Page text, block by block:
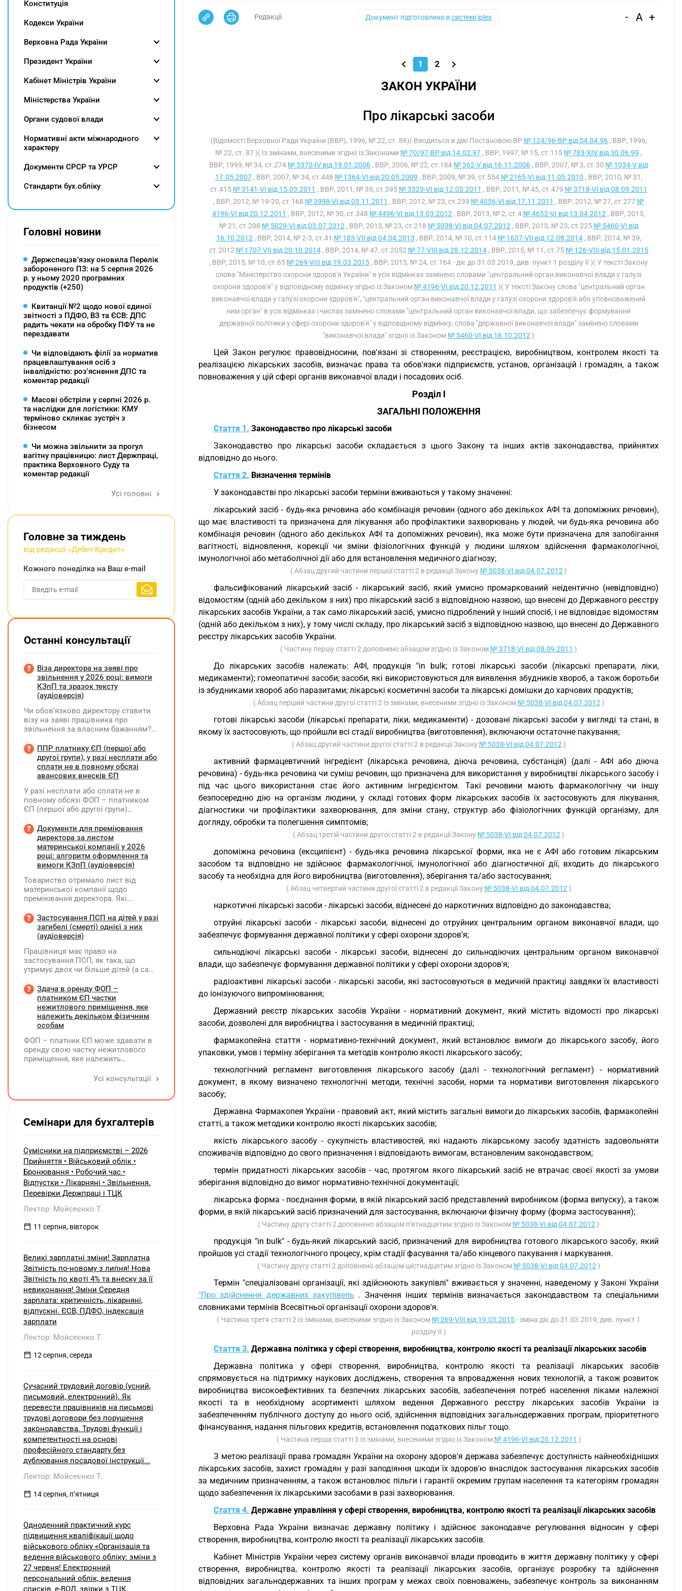
Редакції Документ підготовлено всистемі iplex - A +
1 2
ЗАКОН УКРАЇНИ
Про лікарські засоби
(Відомості Верховної Ради України (ВВР), 1996, № 22, ст. 86)( Вводиться в дію Постановою ВР № 124/96-ВР від 04.04.96, ВВР, 1996,
№ 22, ст. 87 )( Із змінами, внесеними згідно із Законами № 70/97-ВР від 14.02.97 , ВВР, 1997, № 15, ст.115 № 783-XIV від 30.06.99 ,
ВВР, 1999, № 34, ст.274 № 3370-IV від 19.01.2006 , ВВР, 2006, № 22, ст.184 № 362-V від 16.11.2006 , ВВР, 2007, № 3, ст.30 № 1034-V від
17.05.2007, ВВР, 2007, № 34, ст.446 № 1364-VI від 20.05.2009 , ВВР, 2009, № 39, ст.554 № 2165-VI від 11.05.2010 , ВВР, 2010, № 31,
ст.415 № 3141-VI від 15.03.2011 , ВВР, 2011, № 39, ст.395 № 3323-VI від 12.05.2011 , ВВР, 2011, № 45, ст.479 № 3718-VI від 08.09.2011
, ВВР, 2012, № 19-20, ст.168 № 3998-VI від 03.11.2011 , ВВР, 2012, № 23, ст.239 № 4056-VI від 17.11.2011 , ВВР, 2012, № 27, ст.277 №
4196-VI від 20.12.2011 , ВВР, 2012, № 30, ст.348 № 4496-VI від 13.03.2012 , ВВР, 2013, № 2, ст.4 № 4652-VI від 13.04.2012 , ВВР, 2013,
№ 21, ст.208 № 5029-VI від 03.07.2012 , ВВР, 2013, № 23, ст.218 № 5038-VI від 04.07.2012 , ВВР, 2013, № 23, ст.225 № 5460-VI від
16.10.2012 , ВВР, 2014, № 2-3, ст.41 № 183-VII від 04.04.2013 , ВВР, 2014, № 10, ст.114 № 1637-VII від 12.08.2014, ВВР, 2014, № 39,
ст.2012 № 1707-VII від 20.10.2014, ВВР, 2014, № 47, ст.2052 № 77-VIII від 28.12.2014, ВВР, 2015, № 11, ст.75 № 126-VIII від 15.01.2015
, ВВР, 2015, № 10, ст.65 № 269-VIII від 19.03.2015 , ВВР, 2015, № 24, ст.164 - діє до 31.03.2019, див. пункт 1 розділу II )( У тексті Закону
слова "Міністерство охорони здоров'я України" в усіх відмінках замінено словами "центральний орган виконавчої влади у галузі
охорони здоров'я" у відповідному відмінку згідно із Законом № 4196-VI від 20.12.2011 )( У тексті Закону слова "центральний орган
виконавчої влади у галузі охорони здоров'я", "центральний орган виконавчої влади у галузі охорони здоров'я або уповноважений
ним орган" в усіх відмінках і числах замінено словами "центральний орган виконавчої влади, що забезпечує формування
державної політики у сфері охорони здоров'я" у відповідному відмінку; слова "державної виконавчої влади" замінено словами
"виконавчої влади" згідно із Законом № 5460-VI від 16.10.2012 )
Цей Закон регулює правовідносини, пов'язані зі створенням, реєстрацією, виробництвом, контролем якості та
реалізацією лікарських засобів, визначає права та обов'язки підприємств, установ, організацій і громадян, а також
повноваження у цій сфері органів виконавчої влади і посадових осіб.
Розділ I
ЗАГАЛЬНІ ПОЛОЖЕННЯ
Стаття 1. Законодавство про лікарські засоби
Законодавство про лікарські засоби складається з цього Закону та інших актів законодавства, прийнятих
відповідно до нього.
Стаття 2. Визначення термінів
У законодавстві про лікарські засоби терміни вживаються у такому значенні:
лікарський засіб - будь-яка речовина або комбінація речовин (одного або декількох АФІ та допоміжних речовин),
що має властивості та призначена для лікування або профілактики захворювань у людей, чи будь-яка речовина або
комбінація речовин (одного або декількох АФІ та допоміжних речовин), яка може бути призначена для запобігання
вагітності, відновлення, корекції чи зміни фізіологічних функцій у людини шляхом здійснення фармакологічної,
імунологічної або метаболічної дії або для встановлення медичного діагнозу;
( Абзац другий частини першої статті 2 в редакції Закону № 5038-VI від 04.07.2012 )
фальсифікований лікарський засіб - лікарський засіб, який умисно промаркований неідентично (невідповідно)
відомостям (одній або декільком з них) про лікарський засіб з відповідною назвою, що внесені до Державного реєстру
лікарських засобів України, а так само лікарський засіб, умисно підроблений у інший спосіб, і не відповідає відомостям
(одній або декільком з них), у тому числі складу, про лікарський засіб з відповідною назвою, що внесені до Державного
реєстру лікарських засобів України.
( Частину першу статті 2 доповнено абзацом згідно із Законом № 3718-VI від 08.09.2011 )
До лікарських засобів належать: АФІ, продукція "in bulk; готові лікарські засоби (лікарські препарати, ліки,
медикаменти); гомеопатичні засоби; засоби, які використовуються для виявлення збудників хвороб, а також боротьби
із збудниками хвороб або паразитами; лікарські косметичні засоби та лікарські домішки до харчових продуктів;
( Абзац перший частини другої статті 2 із змінами, внесеними згідно із Законом № 5038-VI від 04.07.2012 )
готові лікарські засоби (лікарські препарати, ліки, медикаменти) - дозовані лікарські засоби у вигляді та стані, в
якому їх застосовують, що пройшли всі стадії виробництва (виготовлення), включаючи остаточне пакування;
( Абзац другий частини другої статті 2 в редакції Закону № 5038-VI від 04.07.2012 )
активний фармацевтичний інгредієнт (лікарська речовина, діюча речовина, субстанція) (далі - АФІ або діюча
речовина) - будь-яка речовина чи суміш речовин, що призначена для використання у виробництві лікарського засобу і
під час цього використання стає його активним інгредієнтом. Такі речовини мають фармакологічну чи іншу
безпосередню дію на організм людини, у складі готових форм лікарських засобів їх застосовують для лікування,
діагностики чи профілактики захворювання, для зміни стану, структур або фізіологічних функцій організму, для
догляду, обробки та полегшення симптомів;
( Абзац третій частини другої статті 2 в редакції Закону № 5038-VI від 04.07.2012 )
допоміжна речовина (ексципієнт) - будь-яка речовина лікарської форми, яка не є АФІ або готовим лікарським
засобом та відповідно не здійснює фармакологічної, імунологічної або діагностичної дії, входить до лікарського
засобу та необхідна для його виробництва (виготовлення), зберігання та/або застосування;
( Абзац четвертий частини другої статті 2 в редакції Закону № 5038-VI від 04.07.2012 )
наркотичні лікарські засоби - лікарські засоби, віднесені до наркотичних відповідно до законодавства;
отруйні лікарські засоби - лікарські засоби, віднесені до отруйних центральним органом виконавчої влади, що
забезпечує формування державної політики у сфері охорони здоров'я;
сильнодіючі лікарські засоби - лікарські засоби, віднесені до сильнодіючих центральним органом виконавчої
влади, що забезпечує формування державної політики у сфері охорони здоров'я;
радіоактивні лікарські засоби - лікарські засоби, які застосовуються в медичній практиці завдяки їх властивості
до іонізуючого випромінювання;
Державний реєстр лікарських засобів України - нормативний документ, який містить відомості про лікарські
засоби, дозволені для виробництва і застосування в медичній практиці;
фармакопейна стаття - нормативно-технічний документ, який встановлює вимоги до лікарського засобу, його
упаковки, умов і терміну зберігання та методів контролю якості лікарського засобу;
технологічний регламент виготовлення лікарського засобу (далі - технологічний регламент) - нормативний
документ, в якому визначено технологічні методи, технічні засоби, норми та нормативи виготовлення лікарського
засобу;
Державна Фармакопея України - правовий акт, який містить загальні вимоги до лікарських засобів, фармакопейні
статті, а також методики контролю якості лікарських засобів;
якість лікарського засобу - сукупність властивостей, які надають лікарському засобу здатність задовольняти
споживачів відповідно до свого призначення і відповідають вимогам, встановленим законодавством;
термін придатності лікарських засобів - час, протягом якого лікарський засіб не втрачає своєї якості за умови
зберігання відповідно до вимог нормативно-технічної документації;
лікарська форма - поєднання форми, в якій лікарський засіб представлений виробником (форма випуску), а також
форми, в якій лікарський засіб призначений для застосування, включаючи фізичну форму (форма застосування);
( Частину другу статті 2 доповнено абзацом п'ятнадцятим згідно із Законом № 5038-VI від 04.07.2012 )
продукція "in bulk" - будь-який лікарський засіб, призначений для виробництва готового лікарського засобу, який
пройшов усі стадії технологічного процесу, крім стадії фасування та/або кінцевого пакування і маркування.
( Частину другу статті 2 доповнено абзацом шістнадцятим згідно із Законом № 5038-VI від 04.07.2012 )
Термін "спеціалізовані організації, які здійснюють закупівлі" вживається у значенні, наведеному у Законі України
"Про здійснення державних закупівель . Значення інших термінів визначається законодавством та спеціальними
словниками термінів Всесвітньої організації охорони здоров'я.
( Частина третя статті 2 із змінами, внесеними згідно із Законом № 269-VIII від 19.03.2015- зміна діє до 31.03.2019, див. пункт 1
розділу II )
Стаття 3. Державна політика у сфері створення, виробництва, контролю якості та реалізації лікарських засобів
Державна політика у сфері створення, виробництва, контролю якості та реалізації лікарських засобів
спрямовується на підтримку наукових досліджень, створення та впровадження нових технологій, а також розвиток
виробництва високоефективних та безпечних лікарських засобів, забезпечення потреб населення ліками належної
якості та в необхідному асортименті шляхом ведення Державного реєстру лікарських засобів України із
забезпеченням публічного доступу до нього осіб, здійснення відповідних загальнодержавних програм, пріоритетного
фінансування, надання пільгових кредитів, встановлення податкових пільг тощо.
( Частина перша статті 3 із змінами, внесеними згідно із Законом № 4196-VI від 20.12.2011 )
З метою реалізації права громадян України на охорону здоров'я держава забезпечує доступність найнеобхідніших
лікарських засобів, захист громадян у разі заподіяння шкоди їх здоров'ю внаслідок застосування лікарських засобів
за медичним призначенням, а також встановлює пільги і гарантії окремим групам населення та категоріям громадян
щодо забезпечення їх лікарськими засобами в разі захворювання.
Стаття 4. Державне управління у сфері створення, виробництва, контролю якості та реалізації лікарських засобів
Верховна Рада України визначає державну політику і здійснює законодавче регулювання відносин у сфері
створення, виробництва, контролю якості та реалізації лікарських засобів.
Кабінет Міністрів України через систему органів виконавчої влади проводить в життя державну політику у сфері
створення, виробництва, контролю якості та реалізації лікарських засобів, організує розробку та здійснення
відповідних загальнодержавних та інших програм у межах своїх повноважень, забезпечує контроль за виконанням
Конституція
Кодекси України
Верховна Рада України
Президент України
Кабінет Міністрів України
Міністерства України
Органи судової влади
Нормативні акти міжнародного
характеру
Документи СРСР та УРСР
Cтандарти бух.обліку
Головні новини
Держспецзв’язку оновила Перелік
забороненого ПЗ: на 5 серпня 2026
р. у ньому 2020 програмних
продуктів (+250)
Квитанції №2 щодо нової єдиної
звітності з ПДФО, ВЗ та ЄСВ: ДПС
радить чекати на обробку ПФУ та не
перездавати
Чи відповідають філії за норматив
працевлаштування осіб з
інвалідністю: роз'яснення ДПС та
коментар редакції
Масові обстріли у серпні 2026 р.
та наслідки для логістики: КМУ
терміново скликає зустріч з
бізнесом
Чи можна звільнити за прогул
вагітну працівницю: лист Держпраці,
практика Верховного Суду та
коментар редакції
Усі головні
Головне за тиждень
від редакції «Дебет-Кредит»
Кожного понеділка на Ваш e-mail
Останні консультації
Віза директора на заяві про
звільнення у 2026 році: вимоги
КЗпП та зразок тексту
(аудіоверсія)
Чи обов’язково директору ставити
візу на заяві працівника про
звільнення за власним бажанням?
згідно з нормами КЗпП?
ППР платнику ЄП (першої або
другої групи), у разі несплати або
сплати не в повному обсязі
авансових внесків ЄП
У разі несплати або сплати не в
повному обсязі ФОП – платником
ЄП (першої або другої групи)
за результатами акта перевірки
щодо таких виявлених порушень
визначається сума штрафу та
складається ППР за формою «Ш»
Документи для преміювання
директора за листом
материнської компанії у 2026
році: алгоритм оформлення та
вимоги КЗпП (аудіоверсія)
Товариство отримало лист від
материнської компанії щодо
преміювання директора. Які
належного оформлення такої
премії?
Застосування ПСП на дітей у разі
загибелі (смерті) однієї з них
(аудіоверсія)
Працівниця має право на
застосування ПСП, як така, що
утримує двох чи більше дітей (а саме
одна дитина загинула. Як надалі
правильно застосовувати ПСП?
Працівниця має подати нову заяву
на застосування ПСП?
Здача в оренду ФОП –
платником ЄП частки
нежитлового приміщення, яке
належить декільком фізичним
особам
ФОП – платник ЄП може здавати в
оренду свою частку нежитлового
приміщення, яке належить
власності із поділом на частки
Усі консультації
Семінари для бухгалтерів
Сумісники на підприємстві – 2026
Прийняття • Військовий облік •
Бронювання • Робочий час •
Відпустки • Лікарняні • Звільнення.
Перевірки Держпраці і ТЦК
Лектор: Мойсеєнко Т.
11 серпня, вівторок
Великі зарплатні зміни! Зарплатна
Звітність по-новому з липня! Нова
Звітність по квоті 4% та внеску за її
невиконання! Зміни Середня
зарплата: критичність, лікарняні,
відпускні. ЄСВ, ПДФО, індексація
зарплати
Лектор: Мойсеєнко Т.
12 серпня, середа
Сучасний трудовий договір (усний,
письмовий, електронний). Як
перевести працівників на письмові
трудові договори без порушення
законодавства. Трудові функції і
компетентності на основі
професійного стандарту без
дублювання посадової інструкції...
Лектор: Мойсеєнко Т.
14 серпня, пʼятниця
Одноденний практичний курс
підвищення кваліфікації щодо
військового обліку «Організація та
ведення військового обліку: зміни з
27 червня! Електронний
персональний облік, ведення
списків, е-ВОД, звірки з ТЦК,